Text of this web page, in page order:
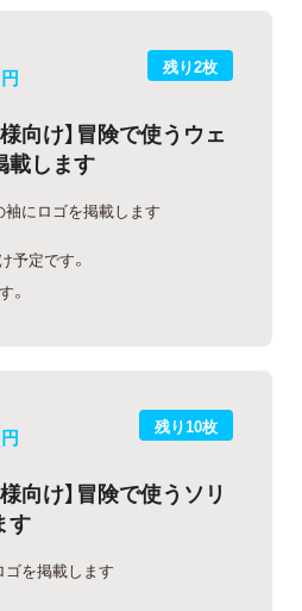
残り2枚
円
向け】冒険で使うウェ
載します
にロゴを掲載します
予定です。
。
残り10枚
円
向け】冒険で使うソリ
す
を掲載します